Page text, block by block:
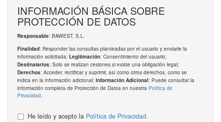
INFORMACIÓN BÁSICA SOBRE
PROTECCIÓN DE DATOS
Responsable: BAWEST, S.L.
Finalidad: Responder las consultas planteadas por el usuario y enviarle la
información solicitada; Legitimación: Consentimiento del usuario;
Destinatarios: Solo se realizan cesiones si existe una obligación legal;
Derechos: Acceder, rectificar y suprimir, así como otros derechos, como se
indica en la información adicional; Información Adicional: Puede consultar la
información completa de Protección de Datos en nuestra Política de
Privacidad.
He leído y acepto la Política de Privacidad.